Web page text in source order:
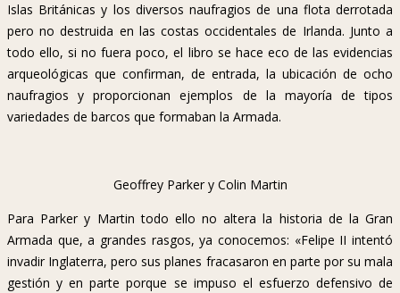
Islas Británicas y los diversos naufragios de una flota derrotada
pero no destruida en las costas occidentales de Irlanda. Junto a
todo ello, si no fuera poco, el libro se hace eco de las evidencias
arqueológicas que confirman, de entrada, la ubicación de ocho
naufragios y proporcionan ejemplos de la mayoría de tipos
variedades de barcos que formaban la Armada.
Geoffrey Parker y Colin Martin
Para Parker y Martin todo ello no altera la historia de la Gran
Armada que, a grandes rasgos, ya conocemos: «Felipe II intentó
invadir Inglaterra, pero sus planes fracasaron en parte por su mala
gestión y en parte porque se impuso el esfuerzo defensivo de